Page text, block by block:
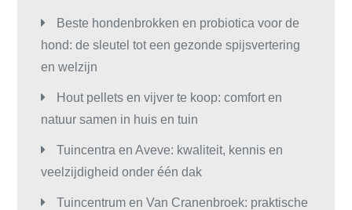
Beste hondenbrokken en probiotica voor de
hond: de sleutel tot een gezonde spijsvertering
en welzijn
Hout pellets en vijver te koop: comfort en
natuur samen in huis en tuin
Tuincentra en Aveve: kwaliteit, kennis en
veelzijdigheid onder één dak
Tuincentrum en Van Cranenbroek: praktische